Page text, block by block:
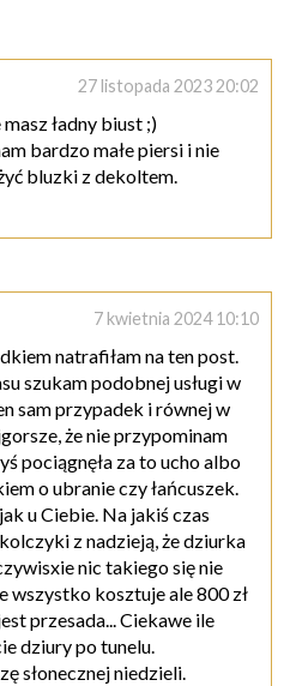
27 listopada 2023 20:02
ładny biust ;)
bardzo małe piersi i nie
bluzki z dekoltem.
7 kwietnia 2024 10:10
natrafiłam na ten post.
szukam podobnej usługi w
sam przypadek i równej w
że nie przypominam
pociągnęła za to ucho albo
o ubranie czy łańcuszek.
u Ciebie. Na jakiś czas
z nadzieją, że dziurka
nic takiego się nie
wszystko kosztuje ale 800 zł
przesada... Ciekawe ile
dziury po tunelu.
słonecznej niedzieli.